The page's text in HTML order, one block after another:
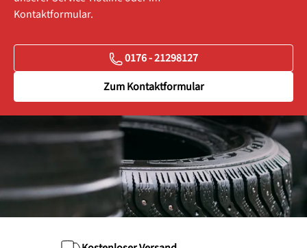
Kontaktformular.
0176 - 21298127
Zum Kontaktformular